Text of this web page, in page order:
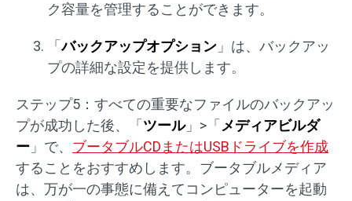
ク容量を管理することができます。
「バックアップオプション 」は、バックアッ
プの詳細な設定を提供します。
ステップ5：すべての重要なファイルのバックアッ
プが成功した後、「 ツール」>「 メディアビルダ
ー 」で、 ブータブルCDまたはUSBドライブを作成
することをおすすめします。ブータブルメディア
は、万が一の事態に備えてコンピューターを起動